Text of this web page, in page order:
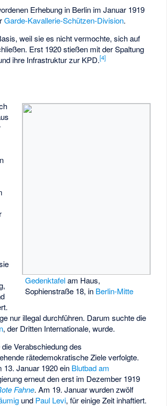
Erhebung in Berlin im Januar 1919
Garde-Kavallerie-Schützen-Division.
weil sie es nicht vermochte, sich auf
Erst 1920 stießen mit der Spaltung
ihre Infrastruktur zur KPD.[4]
Gedenktafelam Haus,
Sophienstraße 18, in Berlin-Mitte
nur illegal durchführen. Darum suchte die
, der Dritten Internationale, wurde.
Verabschiedung des
rätedemokratische Ziele verfolgte.
Januar 1920 ein Blutbad am
erneut den erst im Dezember 1919
Fahne. Am 19. Januar wurden zwölf
und Paul Levi, für einige Zeit inhaftiert.